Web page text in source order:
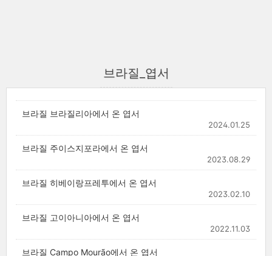
브라질_엽서
브라질 브라질리아에서 온 엽서
2024.01.25
브라질 주이스지포라에서 온 엽서
2023.08.29
브라질 히베이랑프레투에서 온 엽서
2023.02.10
브라질 고이아니아에서 온 엽서
2022.11.03
브라질 Campo Mourão에서 온 엽서